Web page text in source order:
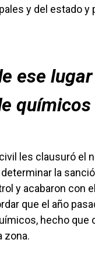
y del estado y
ese
químicos
les clausuró el
la
y acabaron con
que el año
hecho que
zona.